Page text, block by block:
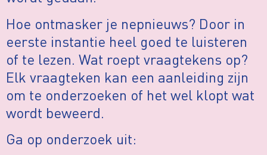
Hoe ontmasker je nepnieuws? Door in
eerste instantie heel goed te luisteren
of te lezen. Wat roept vraagtekens op?
Elk vraagteken kan een aanleiding zijn
om te onderzoeken of het wel klopt wat
wordt beweerd.
Ga op onderzoek uit: